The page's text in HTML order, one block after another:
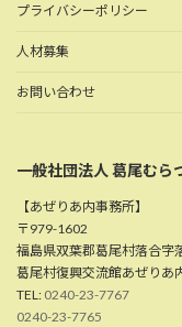
プライバシーポリシー
人材募集
お問い合わせ
一般社団法人 葛尾むら
【あぜりあ内事務所】
〒979-1602
福島県双葉郡葛尾村落合字
葛尾村復興交流館あぜりあ
TEL: 0240-23-7767
0240-23-7765